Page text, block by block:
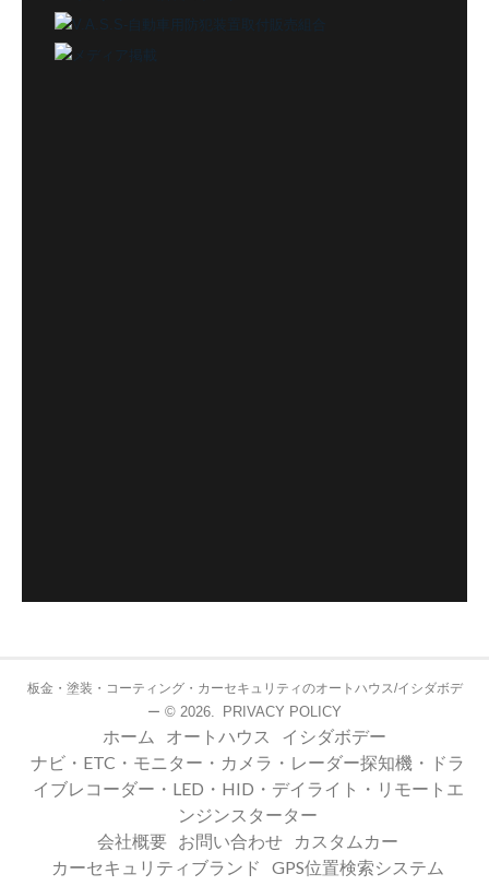
板金・塗装・コーティング・カーセキュリティのオートハウス/イシダボデ
ー © 2026. PRIVACY POLICY
ホーム オートハウス
イシダボデー
ナビ・ETC・モニター・カメラ・レーダー探知機・ドラ
イブレコーダー・LED・HID・デイライト・リモートエ
ンジンスターター
会社概要 お問い合わせ
カスタムカー
カーセキュリティブランド
GPS位置検索システム